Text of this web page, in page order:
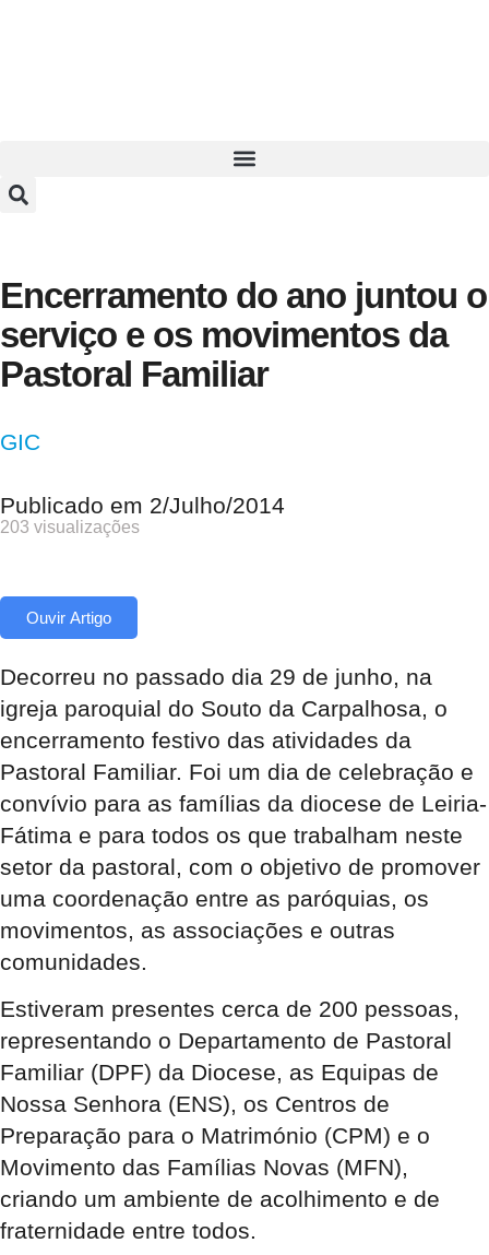
Encerramento do ano juntou o
serviço e os movimentos da
Pastoral Familiar
GIC
Publicado em 2/Julho/2014
203 visualizações
Ouvir Artigo
Decorreu no passado dia 29 de junho, na
igreja paroquial do Souto da Carpalhosa, o
encerramento festivo das atividades da
Pastoral Familiar. Foi um dia de celebração e
convívio para as famílias da diocese de Leiria-
Fátima e para todos os que trabalham neste
setor da pastoral, com o objetivo de promover
uma coordenação entre as paróquias, os
movimentos, as associações e outras
comunidades.
Estiveram presentes cerca de 200 pessoas,
representando o Departamento de Pastoral
Familiar (DPF) da Diocese, as Equipas de
Nossa Senhora (ENS), os Centros de
Preparação para o Matrimónio (CPM) e o
Movimento das Famílias Novas (MFN),
criando um ambiente de acolhimento e de
fraternidade entre todos.